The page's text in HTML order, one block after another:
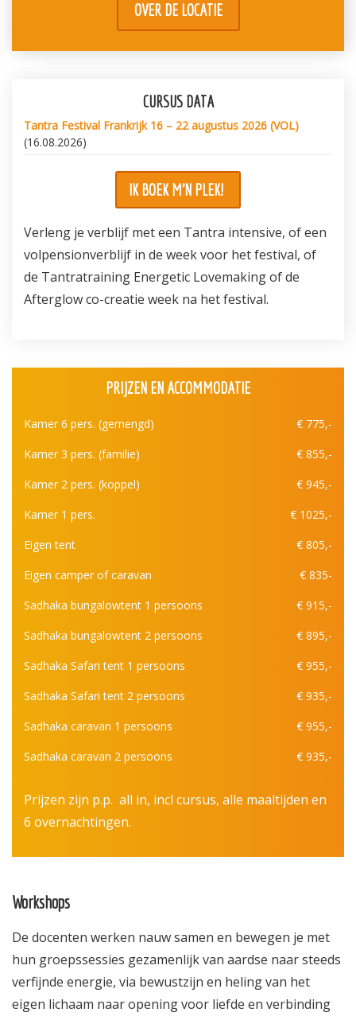
OVER DE LOCATIE
CURSUS DATA
Tantra Festival Frankrijk 16 – 22 augustus 2026 (VOL)
(16.08.2026)
IK BOEK M'N PLEK!
Verleng je verblijf met een Tantra intensive, of een
volpensionverblijf in de week voor het festival, of
de Tantratraining Energetic Lovemaking of de
Afterglow co-creatie week na het festival.
PRIJZEN EN ACCOMMODATIE
Kamer 6 pers. (gemengd)
€ 775,-
Kamer 3 pers. (familie)
€ 855,-
Kamer 2 pers. (koppel)
€ 945,-
Kamer 1 pers.
€ 1025,-
Eigen tent
€ 805,-
Eigen camper of caravan
€ 835-
Sadhaka bungalowtent 1 persoons
€ 915,-
Sadhaka bungalowtent 2 persoons
€ 895,-
Sadhaka Safari tent 1 persoons
€ 955,-
Sadhaka Safari tent 2 persoons
€ 935,-
Sadhaka caravan 1 persoons
€ 955,-
Sadhaka caravan 2 persoons
€ 935,-
Prijzen zijn p.p. all in, incl cursus, alle maaltijden en
6 overnachtingen.
Workshops
De docenten werken nauw samen en bewegen je met
hun groepssessies gezamenlijk van aardse naar steeds
verfijnde energie, via bewustzijn en heling van het
eigen lichaam naar opening voor liefde en verbinding